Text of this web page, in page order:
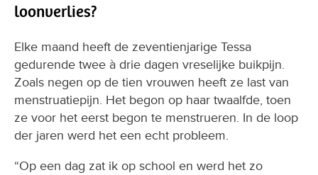
loonverlies?
Elke maand heeft de zeventienjarige Tessa
gedurende twee à drie dagen vreselijke buikpijn.
Zoals negen op de tien vrouwen heeft ze last van
menstruatiepijn. Het begon op haar twaalfde, toen
ze voor het eerst begon te menstrueren. In de loop
der jaren werd het een echt probleem.
“Op een dag zat ik op school en werd het zo